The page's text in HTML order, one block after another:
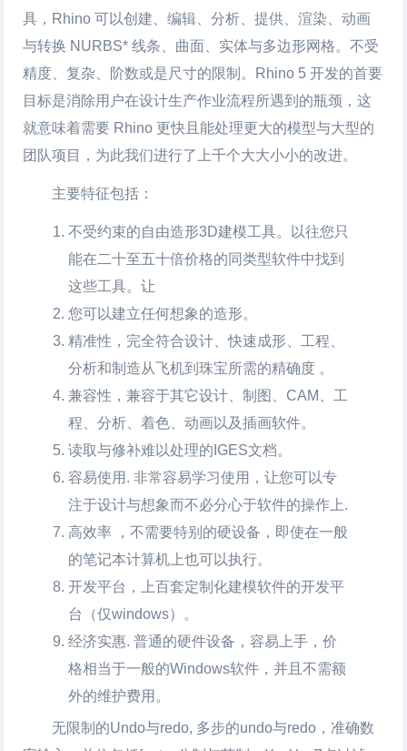
具，Rhino 可以创建、编辑、分析、提供、渲染、动画
与转换 NURBS* 线条、曲面、实体与多边形网格。不受
精度、复杂、阶数或是尺寸的限制。Rhino 5 开发的首要
目标是消除用户在设计生产作业流程所遇到的瓶颈，这
就意味着需要 Rhino 更快且能处理更大的模型与大型的
团队项目，为此我们进行了上千个大大小小的改进。
主要特征包括：
不受约束的自由造形3D建模工具。以往您只
能在二十至五十倍价格的同类型软件中找到
这些工具。让
您可以建立任何想象的造形。
精准性，完全符合设计、快速成形、工程、
分析和制造从飞机到珠宝所需的精确度 。
兼容性，兼容于其它设计、制图、CAM、工
程、分析、着色、动画以及插画软件。
读取与修补难以处理的IGES文档。
容易使用. 非常容易学习使用，让您可以专
注于设计与想象而不必分心于软件的操作上.
高效率 ，不需要特别的硬设备，即使在一般
的笔记本计算机上也可以执行。
开发平台，上百套定制化建模软件的开发平
台（仅windows）。
经济实惠. 普通的硬件设备，容易上手，价
格相当于一般的Windows软件，并且不需额
外的维护费用。
无限制的Undo与redo, 多步的undo与redo，准确数